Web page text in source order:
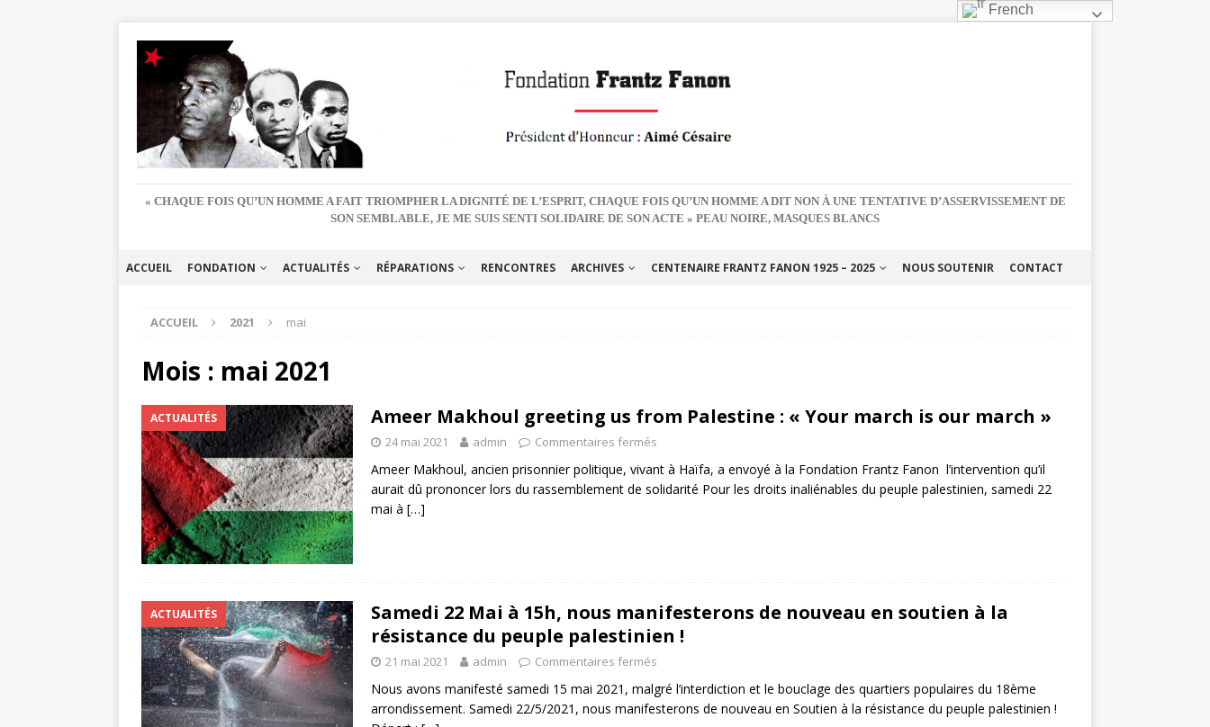
« CHAQUE FOIS QU’UN HOMME A FAIT TRIOMPHER LA DIGNITÉ DE L’ESPRIT, CHAQUE FOIS QU’UN HOMME A DIT NON À UNE TENTATIVE D’ASSERVISSEMENT DE
SON SEMBLABLE, JE ME SUIS SENTI SOLIDAIRE DE SON ACTE » PEAU NOIRE, MASQUES BLANCS
ACCUEIL FONDATION ACTUALITÉS RÉPARATIONS RENCONTRES ARCHIVES CENTENAIRE FRANTZ FANON 1925 – 2025 NOUS SOUTENIR CONTACT
ACCUEIL 2021 mai
Mois : mai 2021
ACTUALITÉS Ameer Makhoul greeting us from Palestine : « Your march is our march »
24 mai 2021 admin Commentaires fermés
Ameer Makhoul, ancien prisonnier politique, vivant à Haïfa, a envoyé à la Fondation Frantz Fanon l’intervention qu’il
aurait dû prononcer lors du rassemblement de solidarité Pour les droits inaliénables du peuple palestinien, samedi 22
mai à […]
ACTUALITÉS
Samedi 22 Mai à 15h, nous manifesterons de nouveau en soutien à la
résistance du peuple palestinien !
21 mai 2021 admin Commentaires fermés
Nous avons manifesté samedi 15 mai 2021, malgré l’interdiction et le bouclage des quartiers populaires du 18ème
arrondissement. Samedi 22/5/2021, nous manifesterons de nouveau en Soutien à la résistance du peuple palestinien !
French